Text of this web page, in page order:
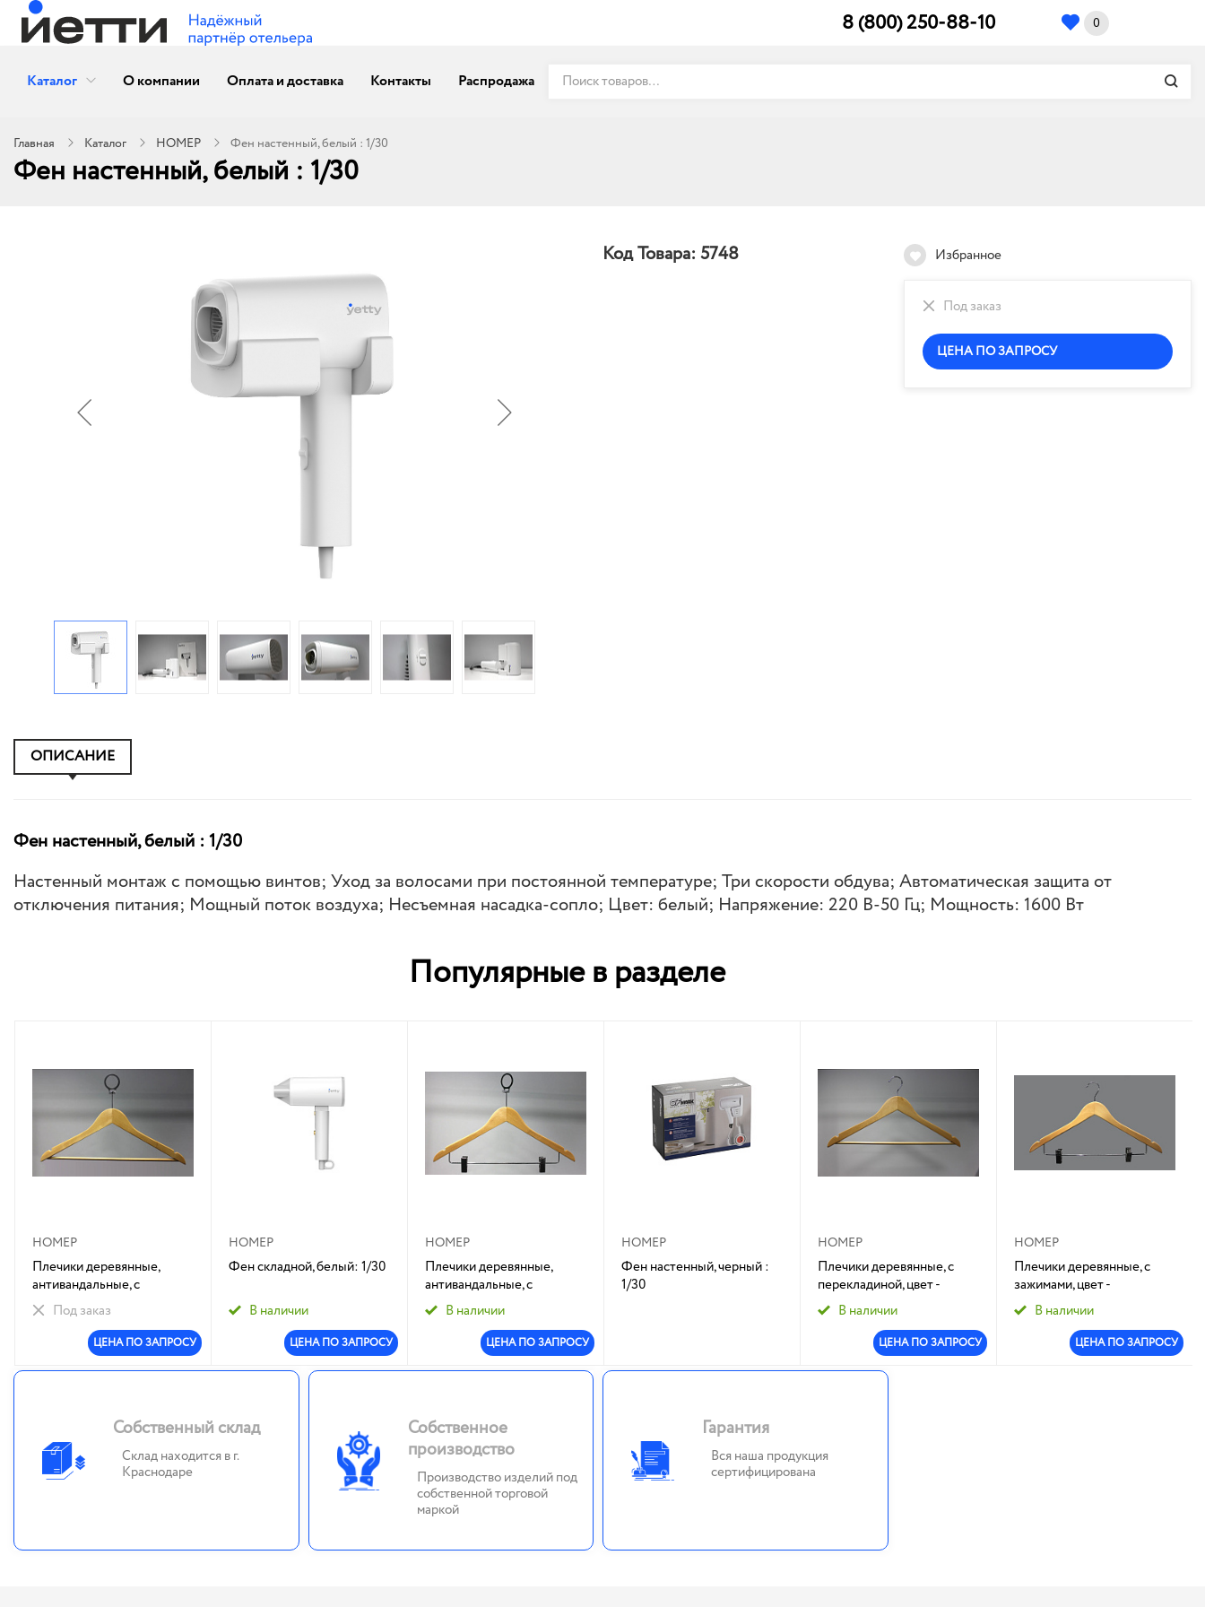
8 (800) 250-88-10 0
Каталог О компании Оплата и доставка Контакты Распродажа
Главная Каталог НОМЕР Фен настенный, белый : 1/30
Фен настенный, белый : 1/30
Код Товара: 5748 Избранное
Под заказ
ЦЕНА ПО ЗАПРОСУ
ОПИСАНИЕ
Фен настенный, белый : 1/30
Настенный монтаж с помощью винтов; Уход за волосами при постоянной температуре; Три скорости обдува; Автоматическая защита от
отключения питания; Мощный поток воздуха; Несъемная насадка-сопло; Цвет: белый; Напряжение: 220 В-50 Гц; Мощность: 1600 Вт
Популярные в разделе
НОМЕР
Плечики деревянные,
антивандальные, с
перекладиной, цвет -
натуральный, Йетти:1/100
Под заказ
ЦЕНА ПО ЗАПРОСУ
НОМЕР
Фен складной, белый: 1/30
В наличии
ЦЕНА ПО ЗАПРОСУ
НОМЕР
Плечики деревянные,
антивандальные, с
зажимами, цвет -
натуральный, Йетти:1/100
В наличии
ЦЕНА ПО ЗАПРОСУ
НОМЕР
Фен настенный, черный :
1/30
НОМЕР
Плечики деревянные, с
перекладиной, цвет -
натуральный, Йетти:1/100
В наличии
ЦЕНА ПО ЗАПРОСУ
НОМЕР
Плечики деревянные, с
зажимами, цвет -
натуральный, Йетти :1/100
В наличии
ЦЕНА ПО ЗАПРОСУ
Собственный склад
Склад находится в г.
Краснодаре
Собственное
производство
Производство изделий под
собственной торговой
маркой
Гарантия
Вся наша продукция
сертифицирована